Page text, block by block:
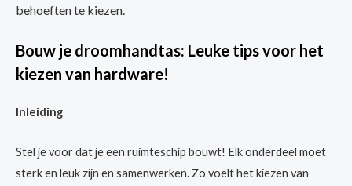
behoeften te kiezen.
Bouw je droomhandtas: Leuke tips voor het
kiezen van hardware!
Inleiding
Stel je voor dat je een ruimteschip bouwt! Elk onderdeel moet
sterk en leuk zijn en samenwerken. Zo voelt het kiezen van